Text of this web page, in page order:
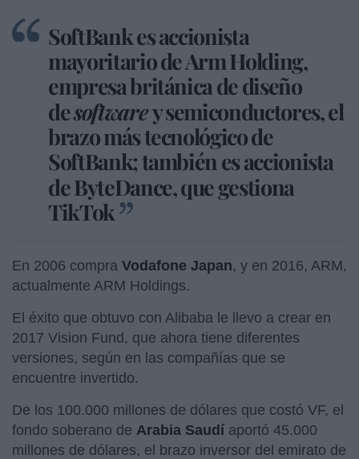
SoftBank es accionista
mayoritario de Arm Holding,
empresa británica de diseño
desoftwarey semiconductores, el
brazo más tecnológico de
SoftBank; también es accionista
deByteDance, que gestiona
TikTok
En 2006 compra Vodafone Japan, y en 2016, ARM,
actualmente ARM Holdings.
El éxito que obtuvo con Alibaba le llevo a crear en
2017 Vision Fund, que ahora tiene diferentes
versiones, según en las compañías que se
encuentre invertido.
De los 100.000 millones de dólares que costó VF, el
fondo soberano de Arabia Saudí aportó 45.000
millones de dólares, el brazo inversor del emirato de